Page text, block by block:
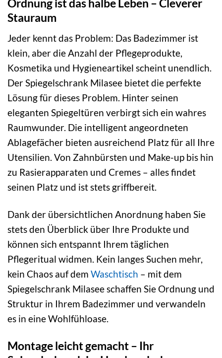
Ordnung ist das halbe Leben – Cleverer
Stauraum
Jeder kennt das Problem: Das Badezimmer ist
klein, aber die Anzahl der Pflegeprodukte,
Kosmetika und Hygieneartikel scheint unendlich.
Der Spiegelschrank Milasee bietet die perfekte
Lösung für dieses Problem. Hinter seinen
eleganten Spiegeltüren verbirgt sich ein wahres
Raumwunder. Die intelligent angeordneten
Ablagefächer bieten ausreichend Platz für all Ihre
Utensilien. Von Zahnbürsten und Make-up bis hin
zu Rasierapparaten und Cremes – alles findet
seinen Platz und ist stets griffbereit.
Dank der übersichtlichen Anordnung haben Sie
stets den Überblick über Ihre Produkte und
können sich entspannt Ihrem täglichen
Pflegeritual widmen. Kein langes Suchen mehr,
kein Chaos auf dem Waschtisch – mit dem
Spiegelschrank Milasee schaffen Sie Ordnung und
Struktur in Ihrem Badezimmer und verwandeln
es in eine Wohlfühloase.
Montage leicht gemacht – Ihr